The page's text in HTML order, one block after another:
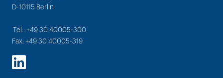
D-10115 Berlin
Tel.: +49 30 40005-300
Fax: +49 30 40005-319
LinkedIn